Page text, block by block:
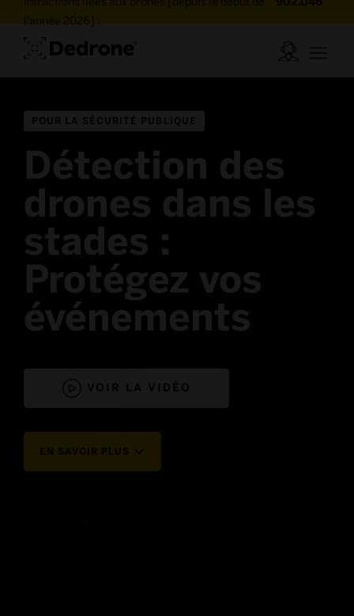
l'année 2026] :
Détection des
drones dans les
stades :
Protégez vos
événements
EN SAVOIR PLUS